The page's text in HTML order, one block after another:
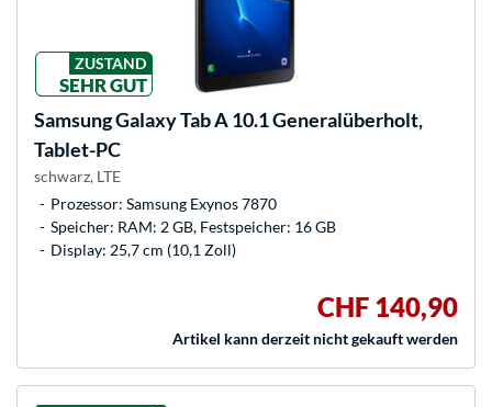
ZUSTAND
SEHR GUT
SamsungGalaxy Tab A 10.1 Generalüberholt,
Tablet-PC
schwarz, LTE
Prozessor: Samsung Exynos 7870
Speicher: RAM: 2 GB, Festspeicher: 16 GB
Display: 25,7 cm (10,1 Zoll)
CHF 140,90
Artikel kann derzeit nicht gekauft werden